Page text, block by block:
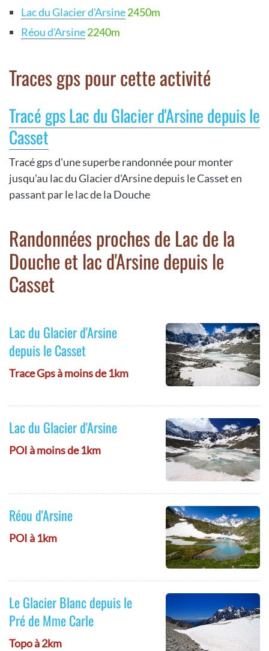
Lac du Glacier d'Arsine2450m
Réou d'Arsine2240m
Traces gps pour cette activité
Tracé gps Lac du Glacier d'Arsine depuis le
Casset
Tracé gps d'une superbe randonnée pour monter
jusqu'au lac du Glacier d'Arsine depuis le Casset en
passant par le lac de la Douche
Randonnées proches de Lac de la
Douche et lac d'Arsine depuis le
Casset
Lac du Glacier d'Arsine
depuis le Casset
Trace Gps à moins de 1km
Lac du Glacier d'Arsine
POI à moins de 1km
Réou d'Arsine
POI à 1km
Le Glacier Blanc depuis le
Pré de Mme Carle
Topo à 2km